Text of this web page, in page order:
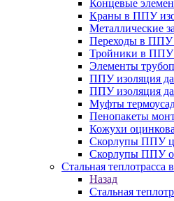
Концевые
Краны в ППУ
Металлические
Переходы в ППУ
Тройники в ППУ
Элементы
ППУ изоляция
ППУ изоляция
Муфты
Пенопакеты
Кожухи
Скорлупы ППУ
Скорлупы ППУ
Стальная теплотрасса
Назад
Стальная